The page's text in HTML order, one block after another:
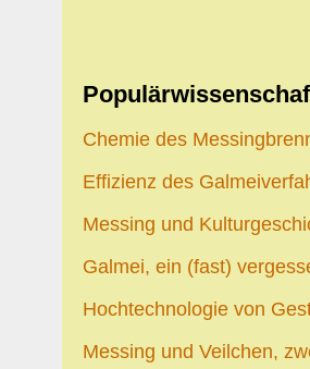
Chemie des
Effizienz des
Messing und
Galmei, ein (fast)
Hochtechnologie von
Messing und Veilchen,